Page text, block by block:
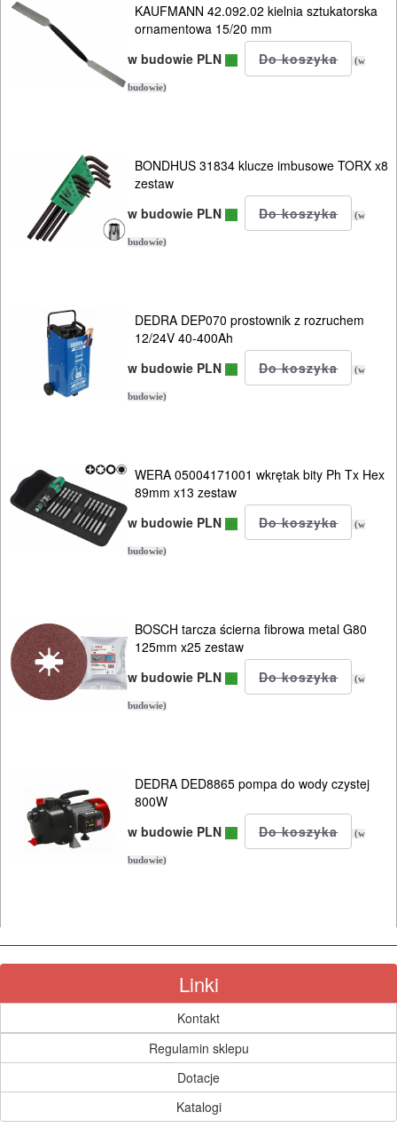
OGRODNICZE
NARZĘDZIA
PILARKI-
CIŚNIENIOWE
KAUFMANN 42.092.02 kielnia sztukatorska
ornamentowa 15/20 mm
w budowie PLN
(w
budowie)
BONDHUS 31834 klucze imbusowe TORX x8
zestaw
w budowie PLN
(w
budowie)
DEDRA DEP070 prostownik z rozruchem
12/24V 40-400Ah
w budowie PLN
(w
budowie)
WERA 05004171001 wkrętak bity Ph Tx Hex
89mm x13 zestaw
w budowie PLN
(w
budowie)
BOSCH tarcza ścierna fibrowa metal G80
125mm x25 zestaw
w budowie PLN
(w
budowie)
DEDRA DED8865 pompa do wody czystej
800W
w budowie PLN
(w
budowie)
Linki
Kontakt
Regulamin sklepu
Dotacje
Katalogi